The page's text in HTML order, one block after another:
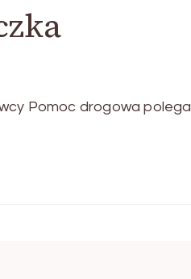
Pomoc drogowa polega